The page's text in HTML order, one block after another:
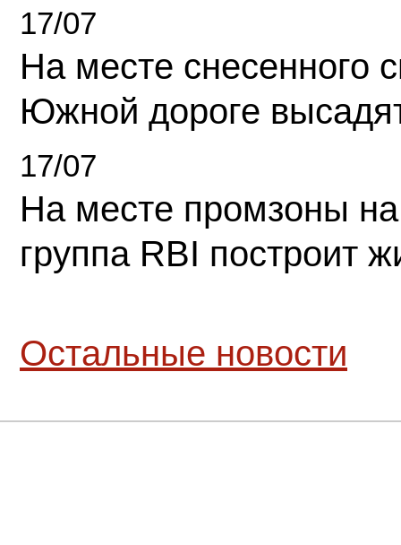
17/07
На месте снесенного
Южной дороге
17/07
На месте промзоны
группа RBI построит
Остальные новости